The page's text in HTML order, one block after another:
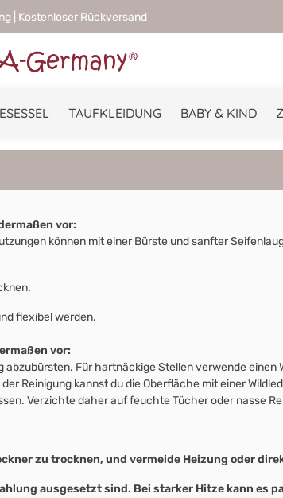
| Kostenloser Rückversand
TAUFKLEIDUNG BABY & KIND
vor:
können mit einer Bürste und sanfter
flexibel werden.
vor:
Für hartnäckige Stellen verwende einen
Reinigung kannst du die Oberfläche mit einer
Verzichte daher auf feuchte Tücher oder nasse
zu trocknen, und vermeide Heizung oder
ausgesetzt sind. Bei starker Hitze kann es